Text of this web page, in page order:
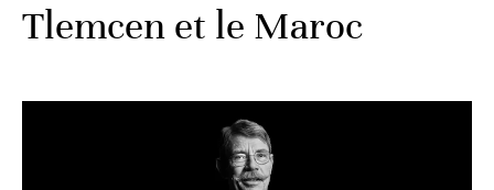
Tlemcen et le Maroc